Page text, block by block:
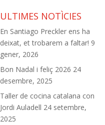
ULTIMES NOTÌCIES
En Santiago Preckler ens ha
deixat, et trobarem a faltar! 9
gener, 2026
Bon Nadal i feliç 2026 24
desembre, 2025
Taller de cocina catalana con
Jordi Auladell 24 setembre,
2025